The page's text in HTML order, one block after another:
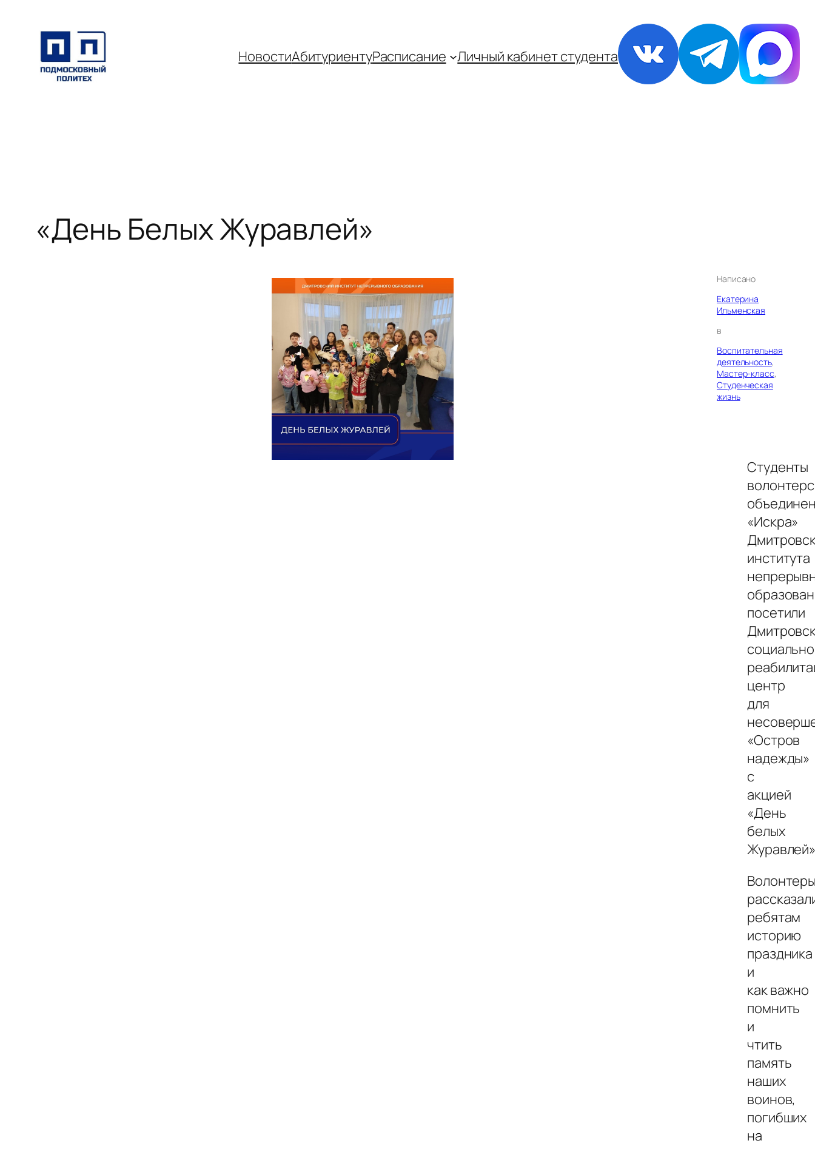
содержимому
НовостиАбитуриентуРаспиcание Личный кабинет студента
«День Белых Журавлей»
Написано
Екатерина
Ильменская
в
Воспитательная
деятельность
Мастер-класс
Студенческая
жизнь
Студенты
«Искра»
института
посетили
центр
для
«Остров
надежды»
с
акцией
«День
белых
ребятам
историю
праздника
и
как важно
помнить
и
чтить
память
наших
воинов,
погибших
на